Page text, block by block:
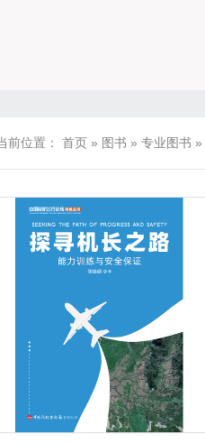
前位置： 首页 » 图书 » 专业图书 »